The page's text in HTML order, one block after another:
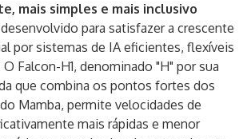
mais simples e mais inclusivo
para satisfazer a crescente
por sistemas de IA eficientes, flexíveis
Falcon-H1, denominado "H" por sua
que combina os pontos fortes dos
Mamba, permite velocidades de
mais rápidas e menor